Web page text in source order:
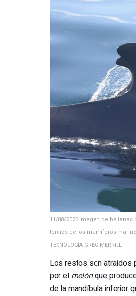
11/08/2023 Imagen de
tercios de los mamíferos
TECNOLOGÍA GREG MERRILL
Los restos son atraídos
por el melónque
de la mandíbula inferior